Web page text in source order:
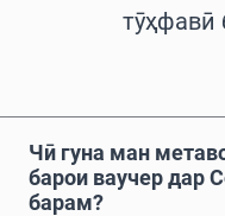
тӯҳфавӣ
Чӣ гуна ман
барои ваучер дар
барам?